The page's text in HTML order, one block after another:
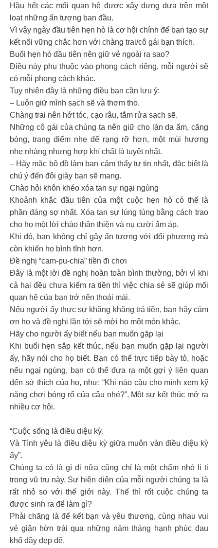
Hầu hết các mối quan hệ được xây dựng dựa trên một
loạt những ấn tượng ban đầu.
Vì vậy ngày đầu tiên hẹn hò là cơ hội chính để bạn tạo sự
kết nối vững chắc hơn với chàng trai/cô gái bạn thích.
Buổi hẹn hò đầu tiên nên giữ vẻ ngoài ra sao?
Điều này phụ thuộc vào phong cách riêng, mỗi người sẽ
có mỗi phong cách khác.
Tuy nhiên đây là những điều bạn cần lưu ý:
– Luôn giữ mình sạch sẽ và thơm tho.
Chàng trai nên hớt tóc, cạo râu, tắm rửa sạch sẽ.
Những cô gái của chúng ta nên giữ cho làn da ẩm, căng
bóng, trang điểm nhẹ để rạng rỡ hơn, một mùi hương
nhẹ nhàng nhưng hợp khí chất là tuyệt nhất.
– Hãy mặc bộ đồ làm bạn cảm thấy tự tin nhất, đặc biệt là
chú ý đến đôi giày bạn sẽ mang.
Chào hỏi khôn khéo xóa tan sự ngại ngùng
Khoảnh khắc đầu tiên của một cuộc hẹn hò có thể là
phần đáng sợ nhất. Xóa tan sự lúng túng bằng cách trao
cho họ một lời chào thân thiện và nụ cười ấm áp.
Khi đó, bạn không chỉ gây ấn tượng với đối phương mà
còn khiến họ bình tĩnh hơn.
Đề nghị “cam-pu-chia” tiền đi chơi
Đây là một lời đề nghị hoàn toàn bình thường, bởi vì khi
cả hai đều chưa kiếm ra tiền thì việc chia sẻ sẽ giúp mối
quan hệ của bạn trở nên thoải mái.
Nếu người ấy thực sự khăng khăng trả tiền, bạn hãy cảm
ơn họ và đề nghị lần tới sẽ mời họ một món khác.
Hãy cho người ấy biết nếu bạn muốn gặp lại
Khi buổi hẹn sắp kết thúc, nếu bạn muốn gặp lại người
ấy, hãy nói cho họ biết. Bạn có thể trực tiếp bày tỏ, hoặc
nếu ngại ngùng, bạn có thể đưa ra một gợi ý liên quan
đến sở thích của họ, như: “Khi nào cậu cho mình xem kỹ
năng chơi bóng rổ của cậu nhé?”. Một sự kết thúc mở ra
nhiều cơ hội.
“Cuộc sống là điều diệu kỳ.
Và Tình yêu là điều diệu kỳ giữa muôn vàn điều diệu kỳ
ấy”.
Chúng ta có là gì đi nữa cũng chỉ là một chấm nhỏ li ti
trong vũ trụ này. Sự hiện diện của mỗi người chúng ta là
rất nhỏ so với thế giới này. Thế thì rốt cuộc chúng ta
được sinh ra để làm gì?
Phải chăng là để kết bạn và yêu thương, cùng nhau vui
vẻ giận hờn trải qua những năm tháng hạnh phúc đau
khổ đầy đẹp đẽ.